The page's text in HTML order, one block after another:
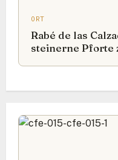
ORT
Rabé de las
steinerne Pforte